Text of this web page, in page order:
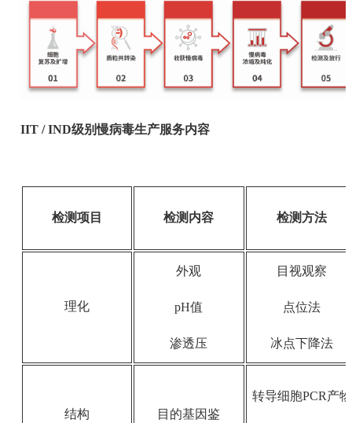
IIT / IND级别慢病毒生产服务内容
检测项目 检测内容 检测方法
理化
外观
pH值
渗透压
目视观察
点位法
冰点下降法
结构 目的基因鉴
转导细胞PCR产物